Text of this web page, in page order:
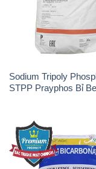
Sodium Tripoly
STPP Prayphos Bỉ